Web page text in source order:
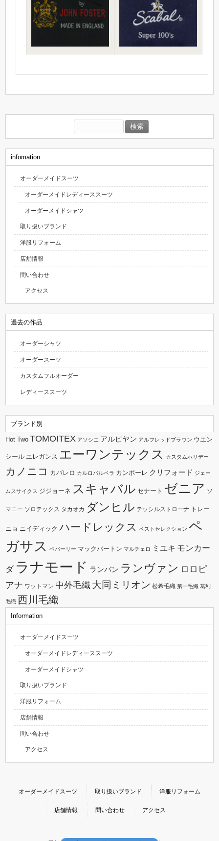
索:
infomation
オーダーメイドスーツ
オーダーメイドレディーススーツ
オーダーメイドシャツ
取り扱いブランド
洋服リフォーム
店舗情報
問い合わせ
アクセス
過去の作品
オーダーシャツ
オーダースーツ
カスタムフルオーダー
レディーススーツ
ブランド別
Hot Two TOMOITEX アソシエ アルピヤン アルフレッドブラウン ウエン
シール エレガンス エーワンテックス カスタムホリデー
カノニコ カバレロ カルロバルベラ カンポーレ クリフォード ジェー
ムスサイクス ジジョーネ スキャバル セナート ゼニア ソ
マニー ソロテックス タカオカ ダンヒル テッシルストローナ トレー
ニョ ニイディック ハードレックス ベストセレクション ペ
ガサス
ペパーリー マックバートン マルチェロ ミユキ モンカー
ダ ラナモード ランバン ランヴァン ロロピ
アナ ワットマン 中外毛織大同ミリオン 松希毛織 第一毛織 葛利
毛織 西川毛織
Information
オーダーメイドスーツ
オーダーメイドレディーススーツ
オーダーメイドシャツ
取り扱いブランド
洋服リフォーム
店舗情報
問い合わせ
アクセス
オーダーメイドスーツ 取り扱いブランド 洋服リフォーム
店舗情報 問い合わせ アクセス